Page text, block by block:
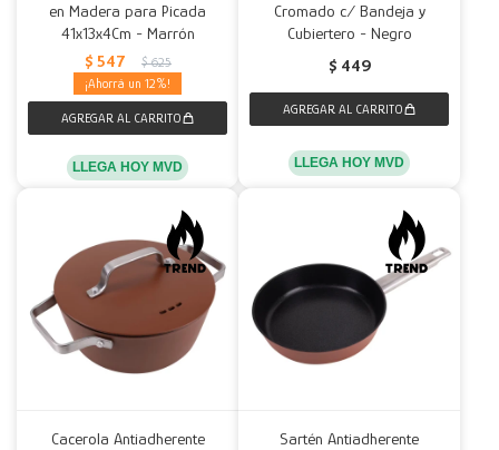
en Madera para Picada
41x13x4Cm - Marrón
$ 547 $ 625
12
LLEGA HOY MVD
Cromado c/ Bandeja y
Cubiertero - Negro
$ 449
LLEGA HOY MVD
Cacerola Antiadherente
Sartén Antiadherente